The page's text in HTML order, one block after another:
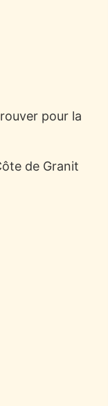
pour la
de Granit